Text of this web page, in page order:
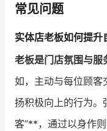
常见问题
实体店老板如何提升
老板是门店氛围与服
如，主动与每位顾客
扬积极向上的行为。
客”**，通过以身作